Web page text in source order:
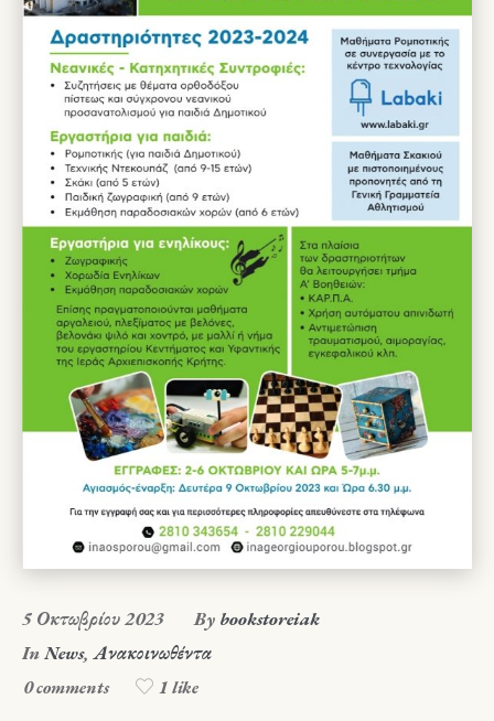
5 Οκτωβρίου 2023 By bookstoreiak
InNews,Ανακοινωθέντα
0 comments 1 like